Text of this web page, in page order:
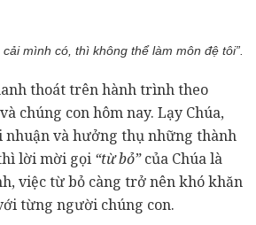
mình có, thì không thể làm môn đệ tôi”.
thoát trên hành trình theo
chúng con hôm nay. Lạy Chúa,
và hưởng thụ những thành
lời mời gọi “từ bỏ”của Chúa là
việc từ bỏ càng trở nên khó khăn
từng người chúng con.